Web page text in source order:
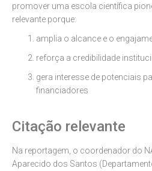
promover uma escola científica
relevante porque:
amplia o alcance e o
reforça a credibilidade
gera interesse de potenciais
financiadores
Citação relevante
Na reportagem, o coordenador do
Aparecido dos Santos